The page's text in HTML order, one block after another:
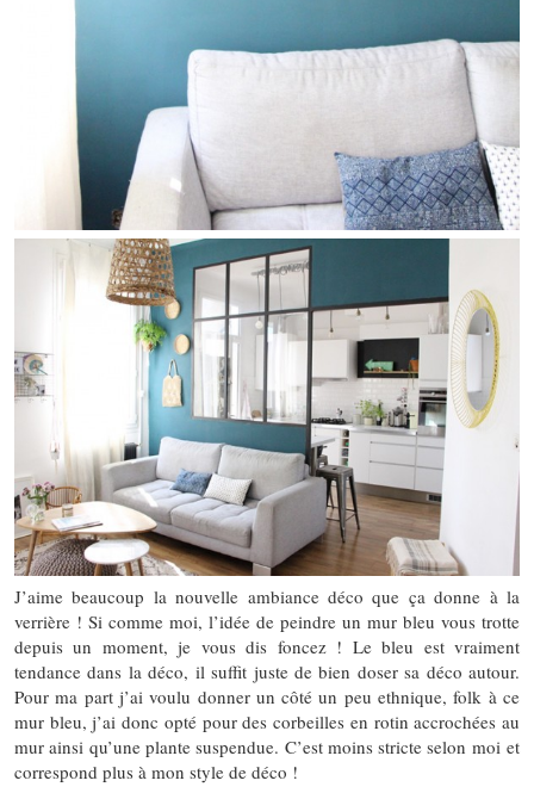
J’aime beaucoup la nouvelle ambiance déco que ça donne à la
verrière ! Si comme moi, l’idée de peindre un mur bleu vous trotte
depuis un moment, je vous dis foncez ! Le bleu est vraiment
tendance dans la déco, il suffit juste de bien doser sa déco autour.
Pour ma part j’ai voulu donner un côté un peu ethnique, folk à ce
mur bleu, j’ai donc opté pour des corbeilles en rotin accrochées au
mur ainsi qu’une plante suspendue. C’est moins stricte selon moi et
correspond plus à mon style de déco !